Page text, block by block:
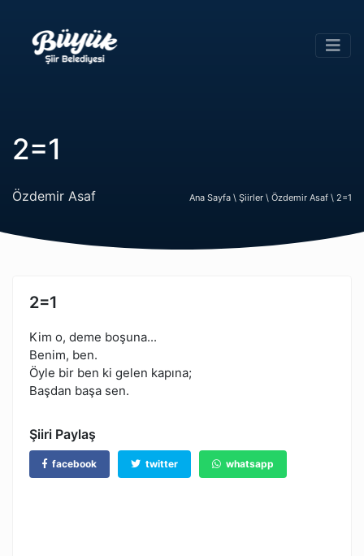
2=1
Özdemir Asaf Ana Sayfa \ Şiirler \ Özdemir Asaf \ 2=1
2=1
Kim o, deme boşuna...
Benim, ben.
Öyle bir ben ki gelen kapına;
Başdan başa sen.
Şiiri Paylaş
facebook twitter whatsapp